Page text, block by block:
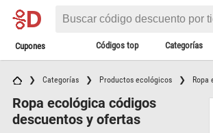
Cupones Códigos top Categorías
Categorías Productos ecológicos Ropa
Ropa ecológica códigos
descuentos y ofertas